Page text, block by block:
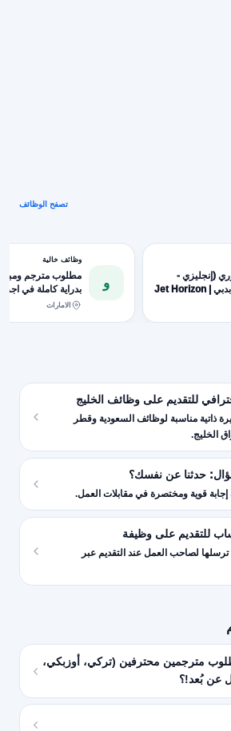
تصفح الوظائف
(إنجليزي -
عربي) | دوام كامل بدبي | Jet Horizon
و
وظائف خالية
مطلوب مترجم
بدراية كاملة في
الجمركي وجميع
الامارات
ذاتية مناسبة لوظائف السعودية وقطر
الخليج.
حدثنا عن نفسك؟
قوية ومختصرة في مقابلات العمل.
للتقديم على وظيفة
لصاحب العمل عند التقديم عبر
مترجمين محترفين (تركي، أوزبكي،
عن بُعد!؟